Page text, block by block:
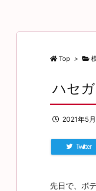
Top >
ハセ
2021年5
Twitter
先日で、ボ